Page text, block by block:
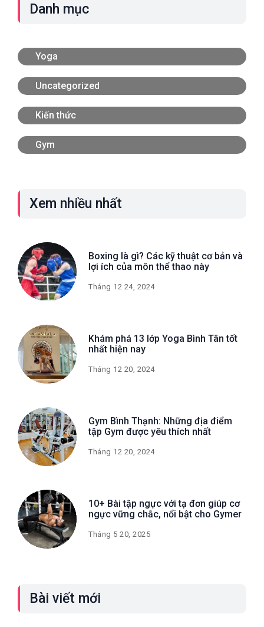
Danh mục
Yoga
Uncategorized
Kiến thức
Gym
Xem nhiều nhất
Boxing là gì? Các kỹ thuật cơ bản và
lợi ích của môn thể thao này
Tháng 12 24, 2024
Khám phá 13 lớp Yoga Bình Tân tốt
nhất hiện nay
Tháng 12 20, 2024
Gym Bình Thạnh: Những địa điểm
tập Gym được yêu thích nhất
Tháng 12 20, 2024
10+ Bài tập ngực với tạ đơn giúp cơ
ngực vững chắc, nổi bật cho Gymer
Tháng 5 20, 2025
Bài viết mới